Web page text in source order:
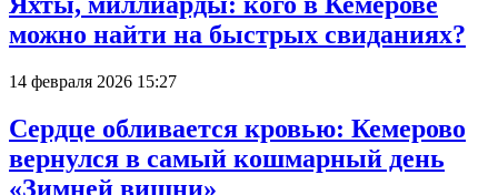
можно найти на быстрых свиданиях?
14 февраля 2026 15:27
Сердце обливается кровью: Кемерово
вернулся в самый кошмарный день
«Зимней вишни»